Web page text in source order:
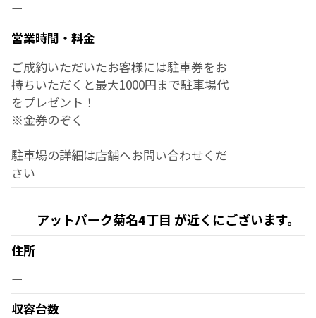
ー
営業時間・料金
ご成約いただいたお客様には駐車券をお
持ちいただくと最大1000円まで駐車場代
をプレゼント！
※金券のぞく
駐車場の詳細は店舗へお問い合わせくだ
さい
アットパーク菊名4丁目 が近くにございます。
住所
ー
収容台数